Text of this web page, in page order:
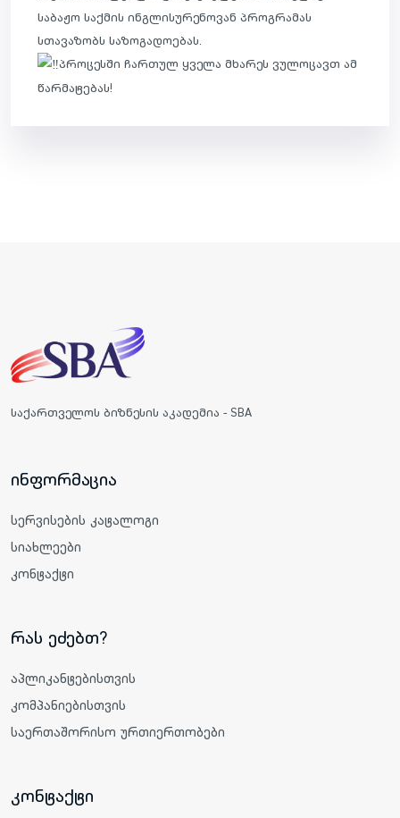
საბაჟო საქმის ინგლისურენოვან პროგრამას
სთავაზობს საზოგადოებას.
პროცესში ჩართულ ყველა მხარეს ვულოცავთ ამ
წარმატებას!
საქართველოს ბიზნესის აკადემია - SBA
ინფორმაცია
სერვისების კატალოგი
სიახლეები
კონტაქტი
რას ეძებთ?
აპლიკანტებისთვის
კომპანიებისთვის
საერთაშორისო ურთიერთობები
კონტაქტი